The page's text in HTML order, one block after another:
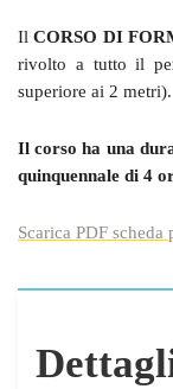
IlCORSO DI
rivolto a tutto il
superiore ai 2 metri).
Il corso ha una
quinquennale di 4
Scarica PDF scheda